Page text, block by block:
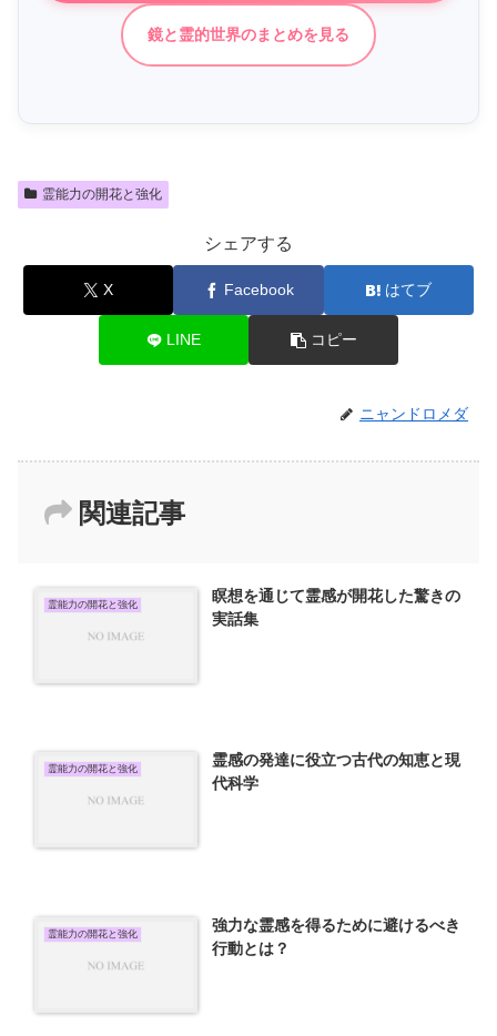
鏡と霊的世界のまとめを見る
霊能力の開花と強化
シェアする
X Facebook はてブ
LINE コピー
ニャンドロメダ
関連記事
霊能力の開花と強化
瞑想を通じて霊感が開花した驚きの
実話集
霊能力の開花と強化
霊感の発達に役立つ古代の知恵と現
代科学
霊能力の開花と強化
強力な霊感を得るために避けるべき
行動とは？